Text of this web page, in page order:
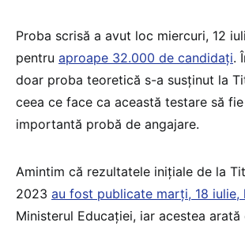
Proba scrisă a avut loc miercuri, 12
pentru aproape 32.000 de candidați.
doar proba teoretică s-a susținut la
ceea ce face ca această testare să
importantă probă de angajare.
Amintim că rezultatele inițiale de la
2023 au fost publicate marți, 18 iulie,
Ministerul Educației, iar acestea arată